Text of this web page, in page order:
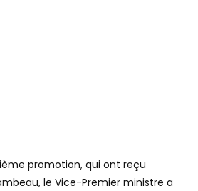
promotion, qui ont reçu
le Vice-Premier ministre a